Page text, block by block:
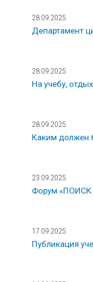
28.09.2025
Департамент
28.09.2025
На учебу,
28.09.2025
Каким должен
23.09.2025
Форум
17.09.2025
Публикация